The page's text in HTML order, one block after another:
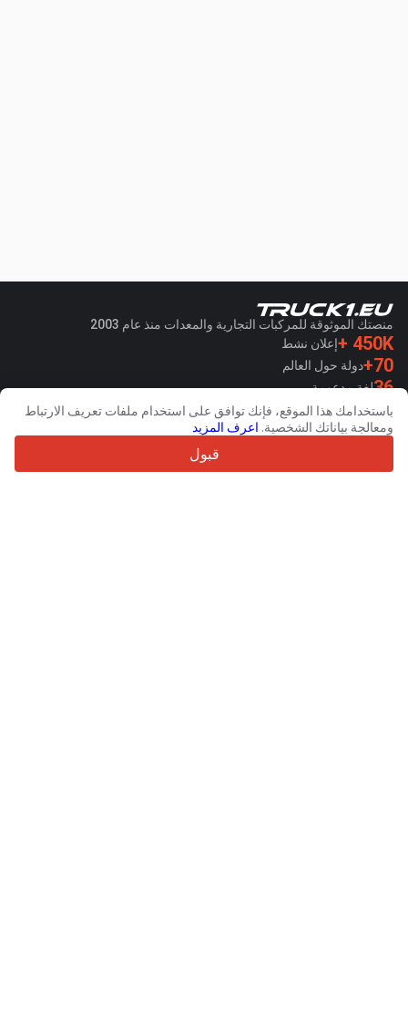
منصتك الموثوقة للمركبات التجارية والمعدات منذ عام 2003
450K + إعلان نشط
70+ دولة حول العالم
36لغة مدعومة
4.7/5
Trustpilot
باستخدامك هذا الموقع، فإنك توافق على استخدام ملفات تعريف الارتباط
ومعالجة بياناتك الشخصية. اعرف المزيد
قبول